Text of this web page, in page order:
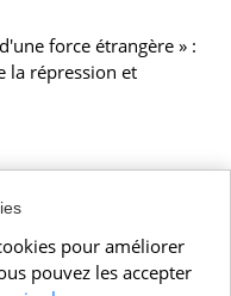
force étrangère » :
la répression et
pour améliorer
pouvez les accepter